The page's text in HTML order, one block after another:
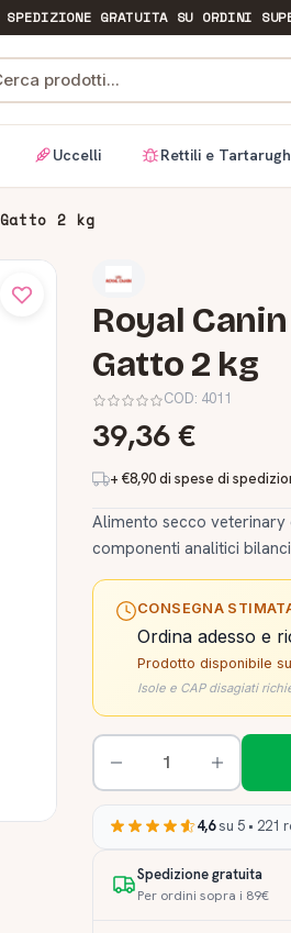
SPEDIZIONE GRATUITASU ORDINI
prodotti...
Uccelli Rettili e
2 kg
Royal
Gatto 2 kg
COD: 4011
39,36 €
+ €8,90 di spese di
Alimento secco
componenti analitici
CONSEGNA
Ordina adesso e
Prodotto disponibile
Isole e CAP disagiati
4,6su 5 • 221
Spedizione gratuita
Per ordini sopra i 89€